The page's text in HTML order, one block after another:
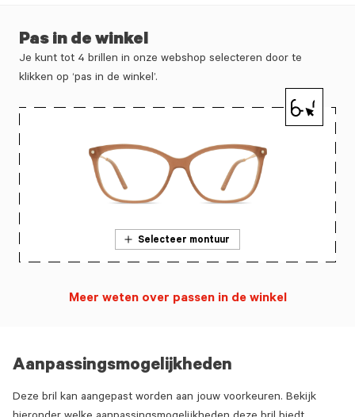
Aanpassingsmogelijkheden
Deze bril kan aangepast worden aan jouw voorkeuren. Bekijk
Pas in de winkel
Je kunt tot 4 brillen in onze webshop selecteren door te
klikken op ‘pas in de winkel’.
Selecteer montuur
Meer weten over passen in de winkel